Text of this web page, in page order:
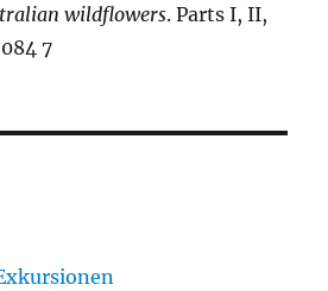
wildflowers. Parts I, II,
7